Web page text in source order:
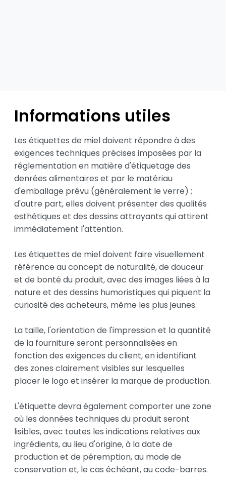
Informations utiles
Les étiquettes de miel doivent répondre à des
exigences techniques précises imposées par la
réglementation en matière d'étiquetage des
denrées alimentaires et par le matériau
d'emballage prévu (généralement le verre) ;
d'autre part, elles doivent présenter des qualités
esthétiques et des dessins attrayants qui attirent
immédiatement l'attention.
Les étiquettes de miel doivent faire visuellement
référence au concept de naturalité, de douceur
et de bonté du produit, avec des images liées à la
nature et des dessins humoristiques qui piquent la
curiosité des acheteurs, même les plus jeunes.
La taille, l'orientation de l'impression et la quantité
de la fourniture seront personnalisées en
fonction des exigences du client, en identifiant
des zones clairement visibles sur lesquelles
placer le logo et insérer la marque de production.
L'étiquette devra également comporter une zone
où les données techniques du produit seront
lisibles, avec toutes les indications relatives aux
ingrédients, au lieu d'origine, à la date de
production et de péremption, au mode de
conservation et, le cas échéant, au code-barres.